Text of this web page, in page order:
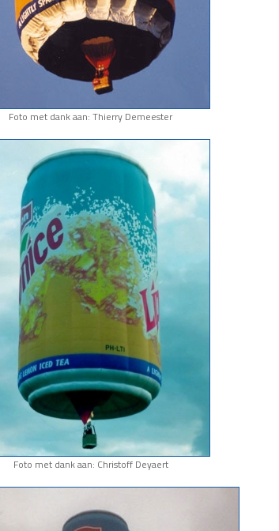
Foto met dank aan: Thierry Demeester
Foto met dank aan: Christoff Deyaert